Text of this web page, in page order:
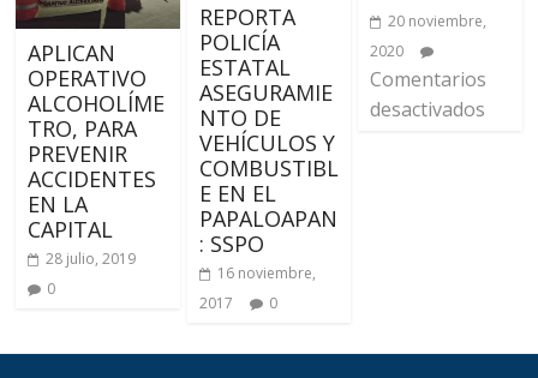
APLICAN
OPERATIVO
ALCOHOLÍME
TRO, PARA
PREVENIR
ACCIDENTES
EN LA
CAPITAL
28 julio, 2019
0
REPORTA
POLICÍA
ESTATAL
ASEGURAMIE
NTO DE
VEHÍCULOS Y
COMBUSTIBL
E EN EL
PAPALOAPAN
: SSPO
16 noviembre,
2017
0
20 noviembre,
2020
Comentarios
desactivados